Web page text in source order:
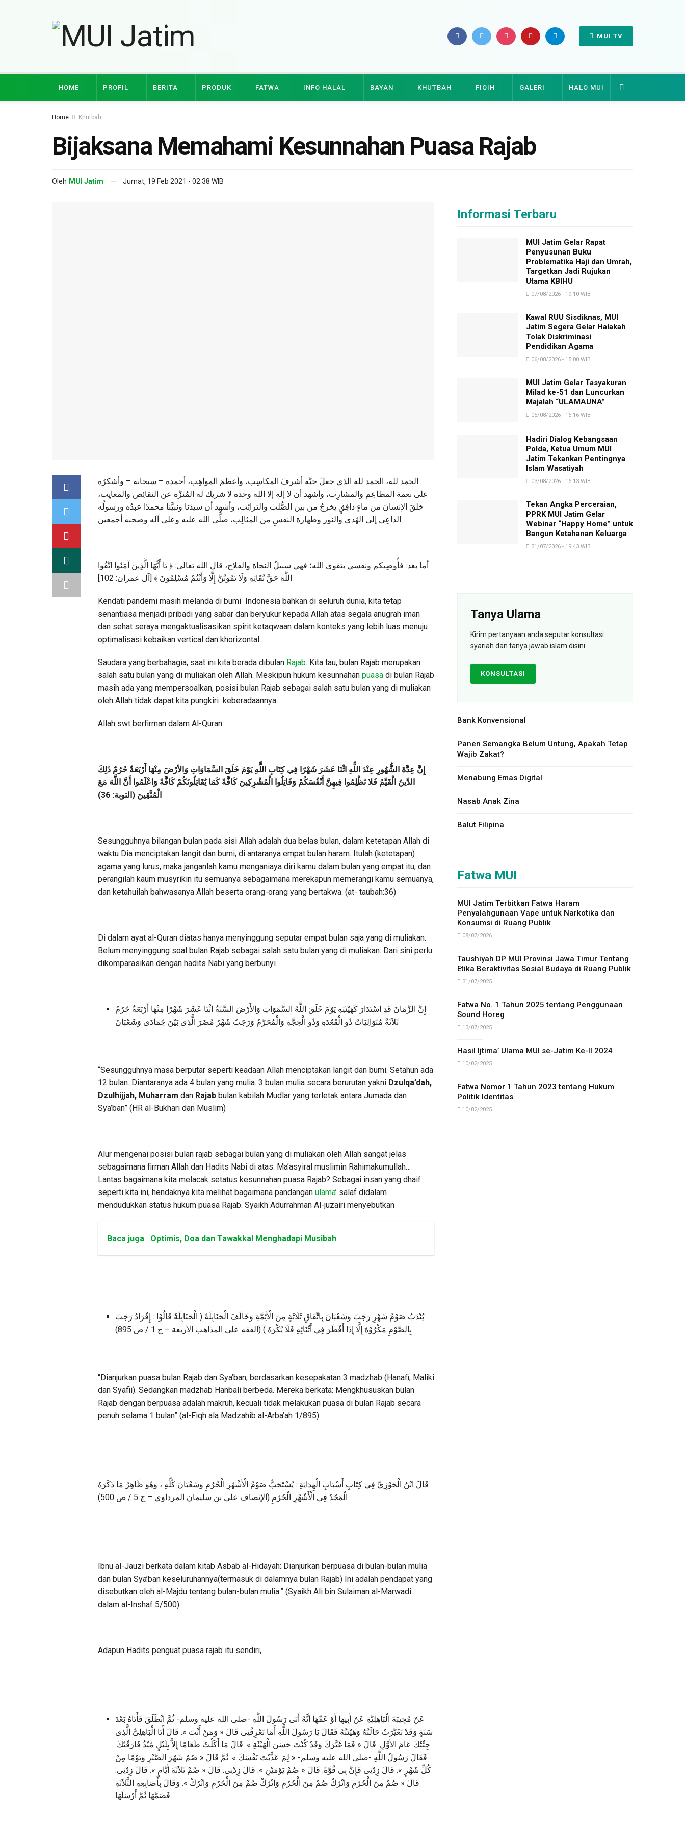
MUI TV
HOME PROFIL BERITA PRODUK FATWA INFO HALAL BAYAN KHUTBAH FIQIH GALERI HALO MUI
Home Khutbah
Bijaksana Memahami Kesunnahan Puasa Rajab
Oleh MUI Jatim Jumat, 19 Feb 2021 - 02:38 WIB
الحمد لله، الحمد لله الذي جعلَ حبَّه أشرفَ المكاسِب، وأعظمَ المواهِب، أحمده – سبحانه – وأشكرُه
على نعمة المطاعِم والمشارِب، وأشهد أن لا إله إلا الله وحده لا شريك له المُنزَّه عن النقائِص والمعايِب،
خلقَ الإنسانَ من ماءٍ دافِقٍ يخرجُ من بين الصُّلب والترائِب، وأشهد أن سيدَنا ونبيَّنا محمدًا عبدُه ورسولُه
الداعِي إلى الهُدى والنور وطهارة النفسِ من المثالِب، صلَّى الله عليه وعلى آله وصحبه أجمعين.
أما بعد: فأُوصِيكم ونفسي بتقوى الله؛ فهي سبيلُ النجاة والفلاح، قال الله تعالى: ﴿ يَا أَيُّهَا الَّذِينَ آمَنُوا اتَّقُوا
اللَّهَ حَقَّ تُقَاتِهِ وَلَا تَمُوتُنَّ إِلَّا وَأَنْتُمْ مُسْلِمُونَ ﴾ [آل عمران: 102]
Kendati pandemi masih melanda di bumi Indonesia bahkan di seluruh dunia, kita tetap
senantiasa menjadi pribadi yang sabar dan beryukur kepada Allah atas segala anugrah iman
dan sehat seraya mengaktualisasikan spirit ketaqwaan dalam konteks yang lebih luas menuju
optimalisasi kebaikan vertical dan khorizontal.
Saudara yang berbahagia, saat ini kita berada dibulan Rajab. Kita tau, bulan Rajab merupakan
salah satu bulan yang di muliakan oleh Allah. Meskipun hukum kesunnahan puasa di bulan Rajab
masih ada yang mempersoalkan, posisi bulan Rajab sebagai salah satu bulan yang di muliakan
oleh Allah tidak dapat kita pungkiri keberadaannya.
Allah swt berfirman dalam Al-Quran:
إِنَّ عِدَّةَ الشُّهُورِ عِنْدَ اللَّهِ اثْنَا عَشَرَ شَهْرًا فِي كِتَابِ اللَّهِ يَوْمَ خَلَقَ السَّمَاوَاتِ وَالأرْضَ مِنْهَا أَرْبَعَةٌ حُرُمٌ ذَلِكَ
الدِّينُ الْقَيِّمُ فَلا تَظْلِمُوا فِيهِنَّ أَنْفُسَكُمْ وَقَاتِلُوا الْمُشْرِكِينَ كَافَّةً كَمَا يُقَاتِلُونَكُمْ كَافَّةً وَاعْلَمُوا أَنَّ اللَّهَ مَعَ
الْمُتَّقِينَ (التوبة: 36)
Sesungguhnya bilangan bulan pada sisi Allah adalah dua belas bulan, dalam ketetapan Allah di
waktu Dia menciptakan langit dan bumi, di antaranya empat bulan haram. Itulah (ketetapan)
agama yang lurus, maka janganlah kamu menganiaya diri kamu dalam bulan yang empat itu, dan
perangilah kaum musyrikin itu semuanya sebagaimana merekapun memerangi kamu semuanya,
dan ketahuilah bahwasanya Allah beserta orang-orang yang bertakwa. (at- taubah:36)
Di dalam ayat al-Quran diatas hanya menyinggung seputar empat bulan saja yang di muliakan.
Belum menyinggung soal bulan Rajab sebagai salah satu bulan yang di muliakan. Dari sini perlu
dikomparasikan dengan hadits Nabi yang berbunyi
إِنَّ الزَّمَانَ قَدِ اسْتَدَارَ كَهَيْئَتِهِ يَوْمَ خَلَقَ اللَّهُ السَّمَوَاتِ وَالأَرْضَ السَّنَةُ اثْنَا عَشَرَ شَهْرًا مِنْهَا أَرْبَعَةٌ حُرُمٌ
ثَلاَثَةٌ مُتَوَالِيَاتٌ ذُو الْقَعْدَةِ وَذُو الْحِجَّةِ وَالْمُحَرَّمُ وَرَجَبٌ شَهْرُ مُضَرَ الَّذِى بَيْنَ جُمَادَى وَشَعْبَانَ
“Sesungguhnya masa berputar seperti keadaan Allah menciptakan langit dan bumi. Setahun ada
12 bulan. Diantaranya ada 4 bulan yang mulia. 3 bulan mulia secara berurutan yakni Dzulqa’dah,
Dzulhijjah, Muharram dan Rajab bulan kabilah Mudlar yang terletak antara Jumada dan
Sya’ban” (HR al-Bukhari dan Muslim)
Alur mengenai posisi bulan rajab sebagai bulan yang di muliakan oleh Allah sangat jelas
sebagaimana firman Allah dan Hadits Nabi di atas. Ma’asyiral muslimin Rahimakumullah…
Lantas bagaimana kita melacak setatus kesunnahan puasa Rajab? Sebagai insan yang dhaif
seperti kita ini, hendaknya kita melihat bagaimana pandangan ulama’ salaf didalam
mendudukkan status hukum puasa Rajab. Syaikh Adurrahman Al-juzairi menyebutkan
Baca juga Optimis, Doa dan Tawakkal Menghadapi Musibah
يُنْدَبُ صَوْمُ شَهْرِ رَجَبَ وَشَعْبَانَ بِاتِّفَاقِ ثَلَاثَةٍ مِنَ الْأَئِمَّةِ وَخَالَفَ الْحَنَابِلَةُ ( الْحَنَابِلَةُ قَالُوْا : إِفْرَادُ رَجَبَ
بِالصَّوْمِ مَكْرُوْهٌ إِلَّا إِذَا أَفْطَرَ فِي أَثْنَائِهِ فَلَا يُكْرَهُ ) (الفقه على المذاهب الأربعة – ج 1 / ص 895)
“Dianjurkan puasa bulan Rajab dan Sya’ban, berdasarkan kesepakatan 3 madzhab (Hanafi, Maliki
dan Syafii). Sedangkan madzhab Hanbali berbeda. Mereka berkata: Mengkhususkan bulan
Rajab dengan berpuasa adalah makruh, kecuali tidak melakukan puasa di bulan Rajab secara
penuh selama 1 bulan” (al-Fiqh ala Madzahib al-Arba’ah 1/895)
قَالَ ابْنُ الْجَوْزِيِّ فِي كِتَابِ أَسْبَابِ الْهِدَايَةِ : يُسْتَحَبُّ صَوْمُ الْأَشْهُرِ الْحُرُمِ وَشَعْبَانَ كُلِّهِ ، وَهُوَ ظَاهِرُ مَا ذَكَرَهُ
الْمَجْدُ فِي الْأَشْهُرِ الْحُرُمِ (الإنصاف علي بن سليمان المرداوي – ج 5 / ص 500)
Ibnu al-Jauzi berkata dalam kitab Asbab al-Hidayah: Dianjurkan berpuasa di bulan-bulan mulia
dan bulan Sya’ban keseluruhannya(termasuk di dalamnya bulan Rajab) Ini adalah pendapat yang
disebutkan oleh al-Majdu tentang bulan-bulan mulia.” (Syaikh Ali bin Sulaiman al-Marwadi
dalam al-Inshaf 5/500)
Adapun Hadits penguat puasa rajab itu sendiri,
عَنْ مُجِيبَةَ الْبَاهِلِيَّةِ عَنْ أَبِيهَا أَوْ عَمِّهَا أَنَّهُ أَتَى رَسُولَ اللَّهِ -صلى الله عليه وسلم- ثُمَّ انْطَلَقَ فَأَتَاهُ بَعْدَ
سَنَةٍ وَقَدْ تَغَيَّرَتْ حَالَتُهُ وَهَيْئَتُهُ فَقَالَ يَا رَسُولَ اللَّهِ أَمَا تَعْرِفُنِى قَالَ « وَمَنْ أَنْتَ ». قَالَ أَنَا الْبَاهِلِىُّ الَّذِى
جِئْتُكَ عَامَ الأَوَّلِ. قَالَ « فَمَا غَيَّرَكَ وَقَدْ كُنْتَ حَسَنَ الْهَيْئَةِ ». قَالَ مَا أَكَلْتُ طَعَامًا إِلاَّ بِلَيْلٍ مُنْذُ فَارَقْتُكَ.
فَقَالَ رَسُولُ اللَّهِ -صلى الله عليه وسلم- « لِمَ عَذَّبْتَ نَفْسَكَ ». ثُمَّ قَالَ « صُمْ شَهْرَ الصَّبْرِ وَيَوْمًا مِنْ
كُلِّ شَهْرٍ ». قَالَ زِدْنِى فَإِنَّ بِى قُوَّةً. قَالَ « صُمْ يَوْمَيْنِ ». قَالَ زِدْنِى. قَالَ « صُمْ ثَلاَثَةَ أَيَّامٍ ». قَالَ زِدْنِى.
قَالَ « صُمْ مِنَ الْحُرُمِ وَاتْرُكْ صُمْ مِنَ الْحُرُمِ وَاتْرُكْ صُمْ مِنَ الْحُرُمِ وَاتْرُكْ ». وَقَالَ بِأَصَابِعِهِ الثَّلاَثَةِ
فَضَمَّهَا ثُمَّ أَرْسَلَهَا
Informasi Terbaru
MUI Jatim Gelar Rapat
Penyusunan Buku
Problematika Haji dan Umrah,
Targetkan Jadi Rujukan
Utama KBIHU
07/08/2026 - 19:10 WIB
Kawal RUU Sisdiknas, MUI
Jatim Segera Gelar Halakah
Tolak Diskriminasi
Pendidikan Agama
06/08/2026 - 15:00 WIB
MUI Jatim Gelar Tasyakuran
Milad ke-51 dan Luncurkan
Majalah “ULAMAUNA”
05/08/2026 - 16:16 WIB
Hadiri Dialog Kebangsaan
Polda, Ketua Umum MUI
Jatim Tekankan Pentingnya
Islam Wasatiyah
03/08/2026 - 16:13 WIB
Tekan Angka Perceraian,
PPRK MUI Jatim Gelar
Webinar “Happy Home” untuk
Bangun Ketahanan Keluarga
31/07/2026 - 19:43 WIB
Tanya Ulama
Kirim pertanyaan anda seputar konsultasi
syariah dan tanya jawab islam disini.
KONSULTASI
Bank Konvensional
Panen Semangka Belum Untung, Apakah Tetap
Wajib Zakat?
Menabung Emas Digital
Nasab Anak Zina
Balut Filipina
Fatwa MUI
MUI Jatim Terbitkan Fatwa Haram
Penyalahgunaan Vape untuk Narkotika dan
Konsumsi di Ruang Publik
08/07/2026
Taushiyah DP MUI Provinsi Jawa Timur Tentang
Etika Beraktivitas Sosial Budaya di Ruang Publik
31/07/2025
Fatwa No. 1 Tahun 2025 tentang Penggunaan
Sound Horeg
13/07/2025
Hasil Ijtima’ Ulama MUI se-Jatim Ke-II 2024
10/02/2025
Fatwa Nomor 1 Tahun 2023 tentang Hukum
Politik Identitas
10/02/2025